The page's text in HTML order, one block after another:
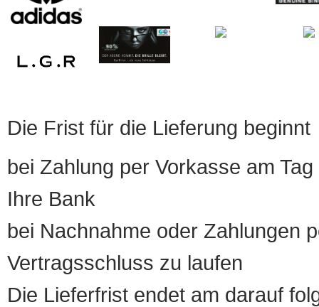
Die Frist für die Lieferung beginnt
bei Zahlung per Vorkasse am
Ihre Bank
bei Nachnahme oder Zahlungen
Vertragsschluss zu laufen
Die Lieferfrist endet am darauf